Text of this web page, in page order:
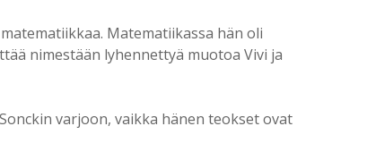
Matematiikassa hän oli
nimestään lyhennettyä muotoa Vivi ja
varjoon, vaikka hänen teokset ovat